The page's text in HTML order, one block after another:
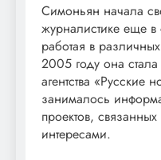
Симоньян начала
журналистике еще в
работая в
2005 году она
агентства «Русские
занималось
проектов,
интересами.